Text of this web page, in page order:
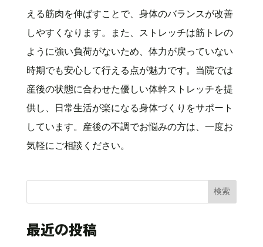
える筋肉を伸ばすことで、身体のバランスが改善
しやすくなります。また、ストレッチは筋トレの
ように強い負荷がないため、体力が戻っていない
時期でも安心して行える点が魅力です。当院では
産後の状態に合わせた優しい体幹ストレッチを提
供し、日常生活が楽になる身体づくりをサポート
しています。産後の不調でお悩みの方は、一度お
気軽にご相談ください。
検索
最近の投稿